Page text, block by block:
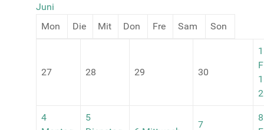
Juni
Mon
Die Mit Don Fre Sam Son
27 28 29 30
1
4
5
7
8